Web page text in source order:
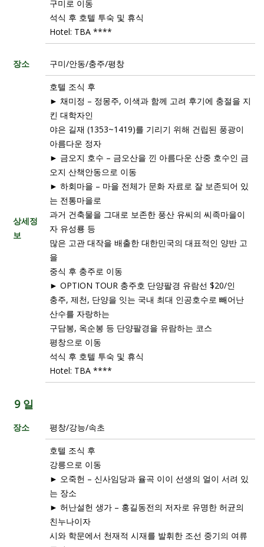
구미로 이동
석식 후 호텔 투숙 및 휴식
Hotel: TBA ****
장소 구미/안동/충주/평창
상세정
보
호텔 조식 후
► 채미정 – 정몽주, 이색과 함께 고려 후기에 충절을 지
킨 대학자인
야은 길재 (1353~1419)를 기리기 위해 건립된 풍광이
아름다운 정자
► 금오지 호수 – 금오산을 낀 아름다운 산중 호수인 금
오지 산책안동으로 이동
► 하회마을 – 마을 전체가 문화 자료로 잘 보존되어 있
는 전통마을로
과거 건축물을 그대로 보존한 풍산 유씨의 씨족마을이
자 유성룡 등
많은 고관 대작을 배출한 대한민국의 대표적인 양반 고
을
중식 후 충주로 이동
► OPTION TOUR 충주호 단양팔경 유람선 $20/인
충주, 제천, 단양을 잇는 국내 최대 인공호수로 빼어난
산수를 자랑하는
구담봉, 옥순봉 등 단양팔경을 유람하는 코스
평창으로 이동
석식 후 호텔 투숙 및 휴식
Hotel: TBA ****
9 일
장소 평창/강능/속초
호텔 조식 후
강릉으로 이동
► 오죽헌 – 신사임당과 율곡 이이 선생의 얼이 서려 있
는 장소
► 허난설헌 생가 – 홍길동전의 저자로 유명한 허균의
친누나이자
시와 학문에서 천재적 시재를 발휘한 조선 중기의 여류